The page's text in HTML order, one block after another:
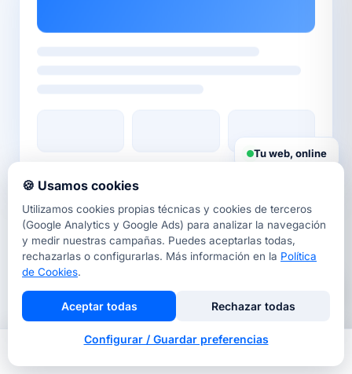
DISEÑO WEB BARCELONA
Tu estudio dediseño web a
medida
Diseñamos páginas web profesionales para
pymes y autónomos de Barcelona y toda España.
Cada proyecto combina diseño a medida, copy
🍪 Usamos cookies
Utilizamos cookies propias técnicas y cookies de terceros
(Google Analytics y Google Ads) para analizar la navegación
y medir nuestras campañas. Puedes aceptarlas todas,
rechazarlas o configurarlas. Más información en la Política
de Cookies.
Aceptar todas Rechazar todas
Configurar / Guardar preferencias